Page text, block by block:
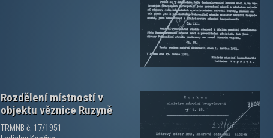
Rozdělení místností v
objektu věznice Ruzyně
TRMNB č. 17/1951